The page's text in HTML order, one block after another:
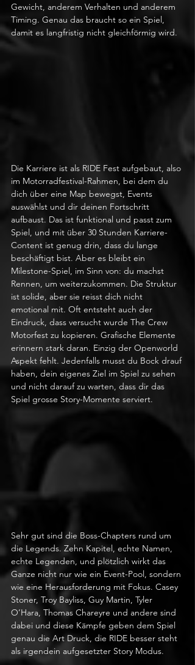
Gewicht, anderem Verhalten und anderem
Timing. Genau das braucht so ein Spiel,
damit es langfristig nicht gleichförmig wird.
Die Karriere ist als RIDE Fest aufgebaut, also
im Motorradfestival-Rahmen, bei dem du
dich über eine Map bewegst, Events
auswählst und dir deinen Fortschritt
aufbaust. Das ist funktional und passt zum
Spiel, und mit über 30 Stunden Karriere-
Content ist genug drin, dass du lange
beschäftigt bist. Aber es bleibt ein
Milestone-Spiel, im Sinn von: du machst
Rennen, um weiterzukommen. Die Struktur
ist solide, aber sie reisst dich nicht
emotional mit. Oft entsteht auch der
Eindruck, dass versucht wurde The Crew
Motorfest zu kopieren. Grafische Elemente
erinnern stark daran. Einzig der Openworld
Aspekt fehlt. Jedenfalls musst du Bock drauf
haben, dein eigenes Ziel im Spiel zu sehen
und nicht darauf zu warten, dass dir das
Spiel grosse Story-Momente serviert.
Sehr gut sind die Boss-Chapters rund um
die Legends. Zehn Kapitel, echte Namen,
echte Legenden, und plötzlich wirkt das
Ganze nicht nur wie ein Event-Pool, sondern
wie eine Herausforderung mit Fokus. Casey
Stoner, Troy Bayliss, Guy Martin, Tyler
O’Hara, Thomas Chareyre und andere sind
dabei und diese Kämpfe geben dem Spiel
genau die Art Druck, die RIDE besser steht
als irgendein aufgesetzter Story Modus.